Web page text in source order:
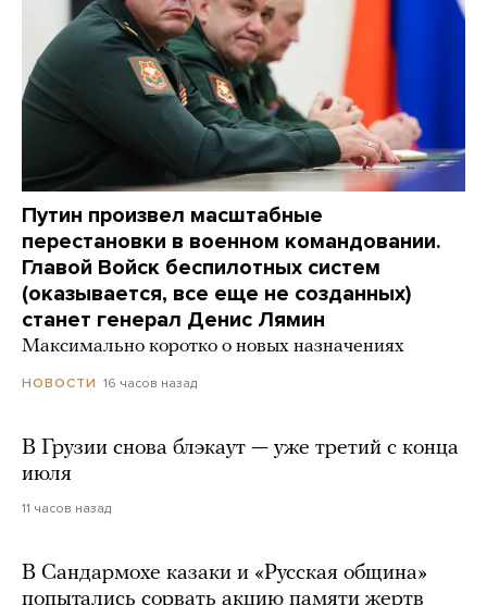
Путин произвел масштабные
перестановки в военном командовании.
Главой Войск беспилотных систем
(оказывается, все еще не созданных)
станет генерал Денис Лямин
Максимально коротко о новых назначениях
НОВОСТИ 16 часов назад
В Грузии снова блэкаут — уже третий с конца
июля
11 часов назад
В Сандармохе казаки и «Русская община»
попытались сорвать акцию памяти жертв